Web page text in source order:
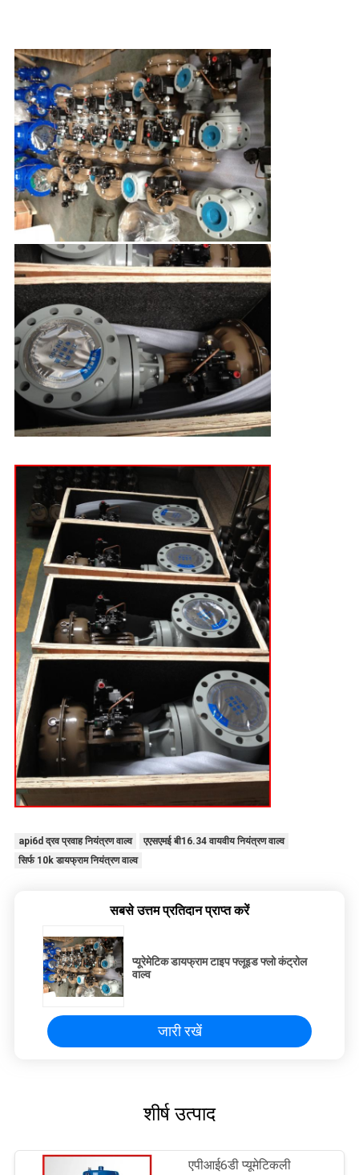
api6d द्रव प्रवाह नियंत्रण वाल्व
एएसएमई बी16.34 वायवीय नियंत्रण वाल्व
सिर्फ 10k डायफ्राम नियंत्रण वाल्व
सबसे उत्तम प्रतिदान प्राप्त करें
प्यूरेमेटिक डायफ्राम टाइप फ्लूइड फ्लो कंट्रोल
वाल्व
जारी रखें
शीर्ष उत्पाद
एपीआई6डी प्यूमेटिकली